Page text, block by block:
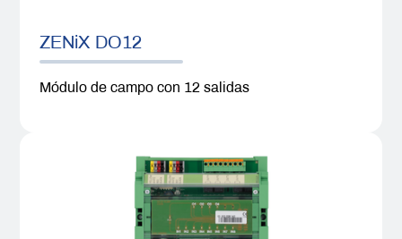
ZENiX DO12
Módulo de campo con 12 salidas